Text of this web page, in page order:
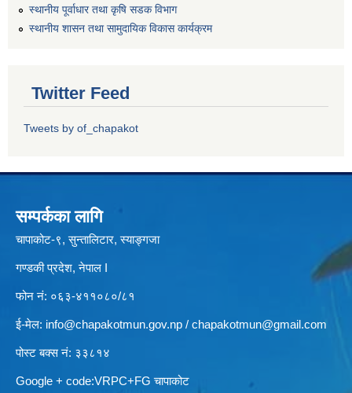
स्थानीय पूर्वाधार तथा कृषि सडक विभाग
स्थानीय शासन तथा सामुदायिक विकास कार्यक्रम
Twitter Feed
Tweets by of_chapakot
सम्पर्कका लागि
चापाकोट-९, सुन्तालिटार, स्याङ्गजा
गण्डकी प्रदेश, नेपाल I
फोन नं: ०६३-४११०८०/८१
ई-मेल: info@chapakotmun.gov.np / chapakotmun@gmail.com
पोस्ट बक्स नं: ३३८१४
Google + code:VRPC+FG चापाकोट